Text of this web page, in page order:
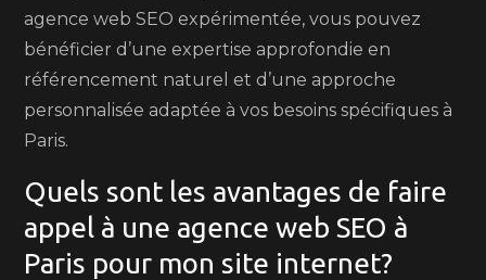
agence web SEO expérimentée, vous pouvez
bénéficier d’une expertise approfondie en
référencement naturel et d’une approche
personnalisée adaptée à vos besoins spécifiques à
Paris.
Quels sont les avantages de faire
appel à une agence web SEO à
Paris pour mon site internet?